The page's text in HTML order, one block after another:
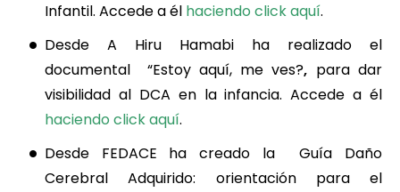
Infantil. Accede a él haciendo click aquí.
Desde A Hiru Hamabi ha realizado el
documental “Estoy aquí, me ves?, para dar
visibilidad al DCA en la infancia. Accede a él
haciendo click aquí.
Desde FEDACE ha creado laGuía Daño
Cerebral Adquirido: orientación para el